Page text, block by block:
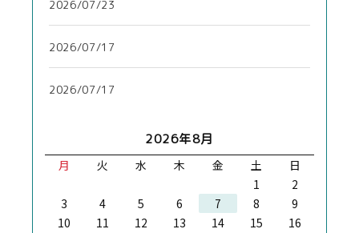
2026/07/23
2026/07/17
2026/07/17
2026年8月
月 火 水 木 金 土 日
1
2
3
4 5 6 7 8
9
10
11 12 13 14 15
16